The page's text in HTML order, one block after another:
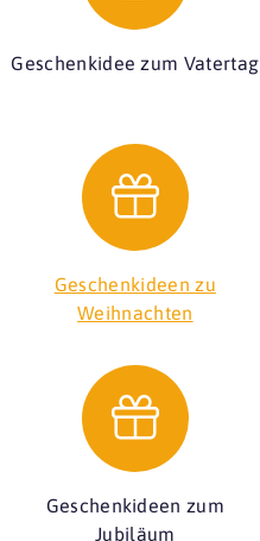
Geschenkidee zum Vatertag
Geschenkideen zu
Weihnachten
Geschenkideen zum
Jubiläum